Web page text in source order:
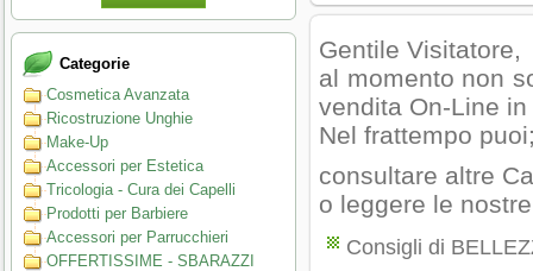
Categorie
Cosmetica Avanzata
Ricostruzione Unghie
Make-Up
Accessori per Estetica
Tricologia - Cura dei Capelli
Prodotti per Barbiere
Accessori per Parrucchieri
OFFERTISSIME - SBARAZZI
Gentile Visitatore,
al momento non
vendita On-Line
Nel frattempo
consultare altre
o leggere le
Consigli di